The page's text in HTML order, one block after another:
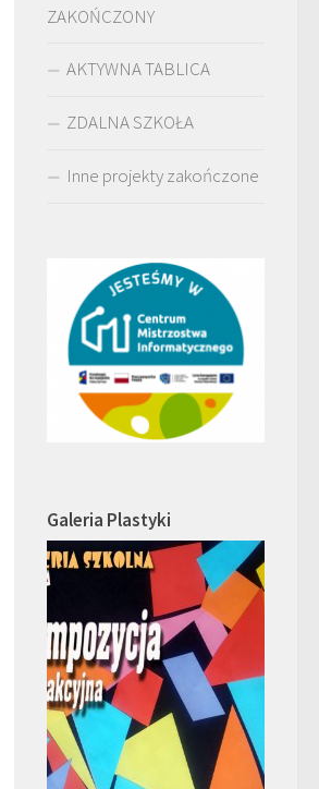
ZAKOŃCZONY
AKTYWNA TABLICA
ZDALNA SZKOŁA
Inne projekty zakończone
Galeria Plastyki